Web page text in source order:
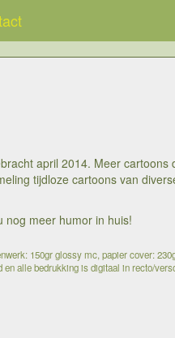
april 2014. Meer
tijdloze cartoons van
nog meer humor in huis!
150gr glossy mc, papier cover:
alle bedrukking is digitaal in recto/